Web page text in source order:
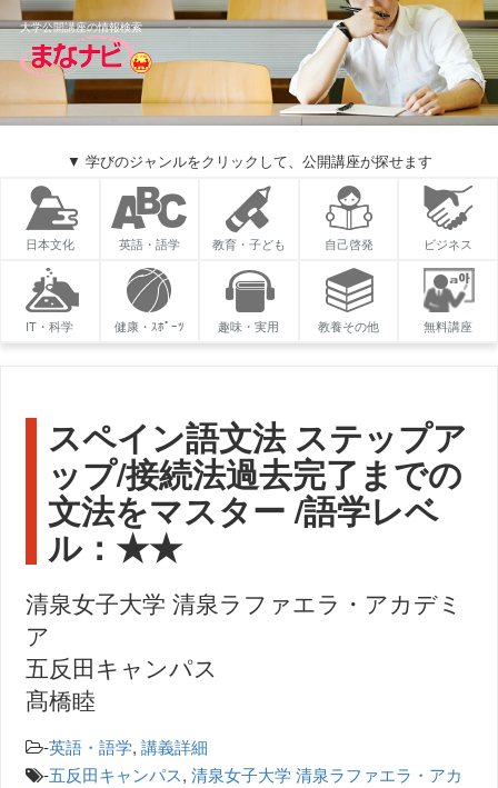
大学公開講座の情報検索
▼ 学びのジャンルをクリックして、公開講座が探せます
日本文化 英語・語学 教育・子ども 自己啓発 ビジネス
IT・科学 健康・ｽﾎﾟｰﾂ 趣味・実用 教養その他 無料講座
スペイン語文法 ステップア
ップ/接続法過去完了までの
文法をマスター /語学レベ
ル：★★
清泉女子大学 清泉ラファエラ・アカデミ
ア
五反田キャンパス
髙橋睦
-英語・語学,講義詳細
-五反田キャンパス,清泉女子大学 清泉ラファエラ・アカ